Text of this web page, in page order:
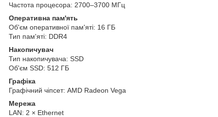
Частота процесора: 2700–3700 МГц
Оперативна пам'ять
Об'єм оперативної пам'яті: 16 ГБ
Тип пам'яті: DDR4
Накопичувач
Тип накопичувача: SSD
Об'єм SSD: 512 ГБ
Графіка
Графічний чіпсет: AMD Radeon Vega
Мережа
LAN: 2 × Ethernet